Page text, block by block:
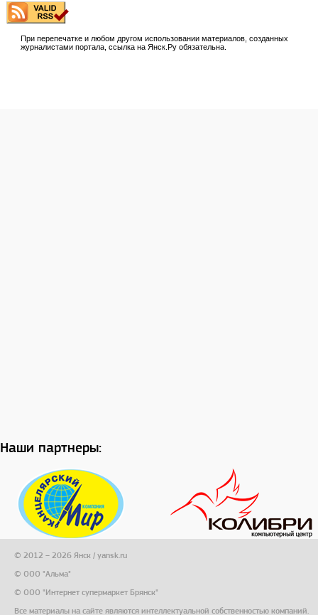
При перепечатке и любом другом использовании материалов, созданных
журналистами портала, ссылка на Янск.Ру обязательна.
Наши партнеры:
© 2012 – 2026 Янск / yansk.ru
© ООО "Альма"
© ООО "Интернет супермаркет Брянск"
Все материалы на сайте являются интеллектуальной собственностью компаний.